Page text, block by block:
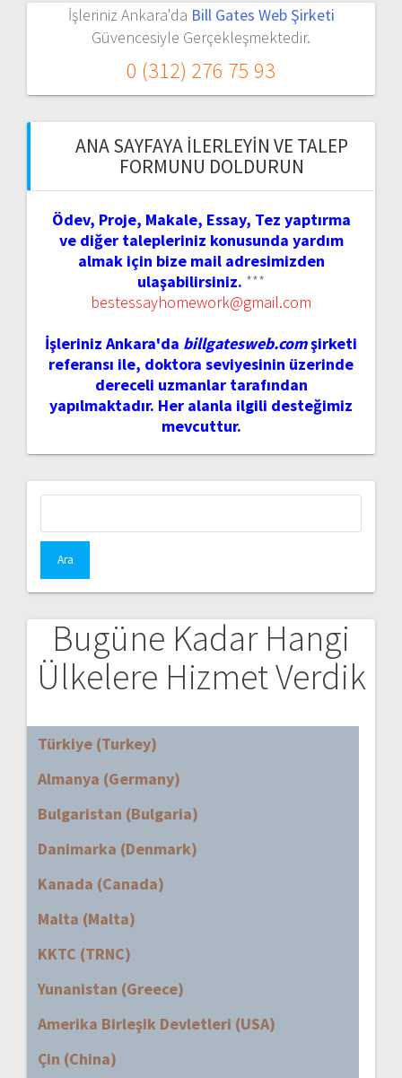
İşleriniz Ankara'da Bill Gates Web Şirketi
Güvencesiyle Gerçekleşmektedir.
0 (312) 276 75 93
ANA SAYFAYA İLERLEYIN VE TALEP
FORMUNU DOLDURUN
Ödev, Proje, Makale, Essay, Tez yaptırma
ve diğer talepleriniz konusunda yardım
almak için bize mail adresimizden
ulaşabilirsiniz. ***
bestessayhomework@gmail.com
İşleriniz Ankara'da billgatesweb.comşirketi
referansı ile, doktora seviyesinin üzerinde
dereceli uzmanlar tarafından
yapılmaktadır. Her alanla ilgili desteğimiz
mevcuttur.
Bugüne Kadar Hangi
Ülkelere Hizmet Verdik
Türkiye (Turkey)
Almanya (Germany)
Bulgaristan (Bulgaria)
Danimarka (Denmark)
Kanada (Canada)
Malta (Malta)
KKTC (TRNC)
Yunanistan (Greece)
Amerika Birleşik Devletleri (USA)
Çin (China)